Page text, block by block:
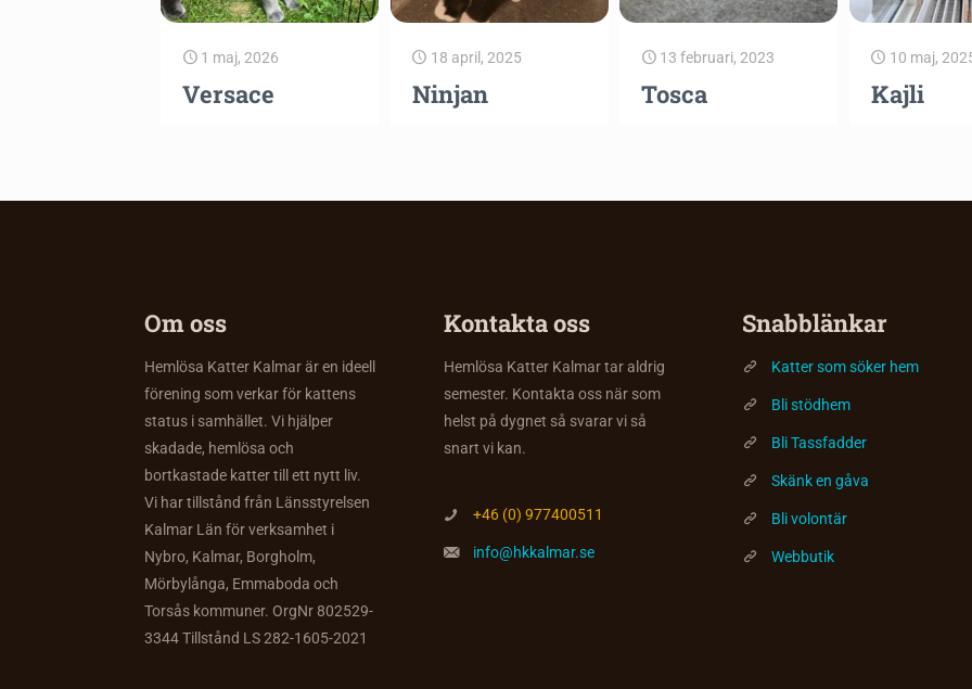
1 maj, 2026
Versace
18 april, 2025
Ninjan
13 februari, 2023
Tosca
10 maj,
Kajli
Om oss
Hemlösa Katter Kalmar är en ideell
förening som verkar för kattens
status i samhället. Vi hjälper
skadade, hemlösa och
bortkastade katter till ett nytt liv.
Vi har tillstånd från Länsstyrelsen
Kalmar Län för verksamhet i
Nybro, Kalmar, Borgholm,
Mörbylånga, Emmaboda och
Torsås kommuner. OrgNr 802529-
3344 Tillstånd LS 282-1605-2021
Kontakta oss
Hemlösa Katter Kalmar tar aldrig
semester. Kontakta oss när som
helst på dygnet så svarar vi så
snart vi kan.
+46 (0) 977400511
info@hkkalmar.se
Snabblänkar
Katter som söker hem
Bli stödhem
Bli Tassfadder
Skänk en gåva
Bli volontär
Webbutik